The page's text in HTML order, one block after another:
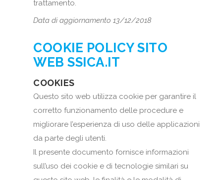
trattamento.
Data di aggiornamento 13/12/2018
COOKIE POLICY SITO
WEB SSICA.IT
COOKIES
Questo sito web utilizza cookie per garantire il
corretto funzionamento delle procedure e
migliorare l’esperienza di uso delle applicazioni
da parte degli utenti.
Il presente documento fornisce informazioni
sull’uso dei cookie e di tecnologie similari su